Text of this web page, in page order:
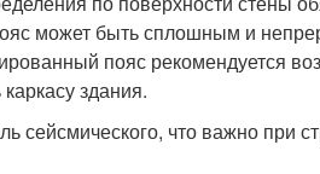
может быть сплошным и
пояс рекомендуется
здания.
сейсмического, что важно при